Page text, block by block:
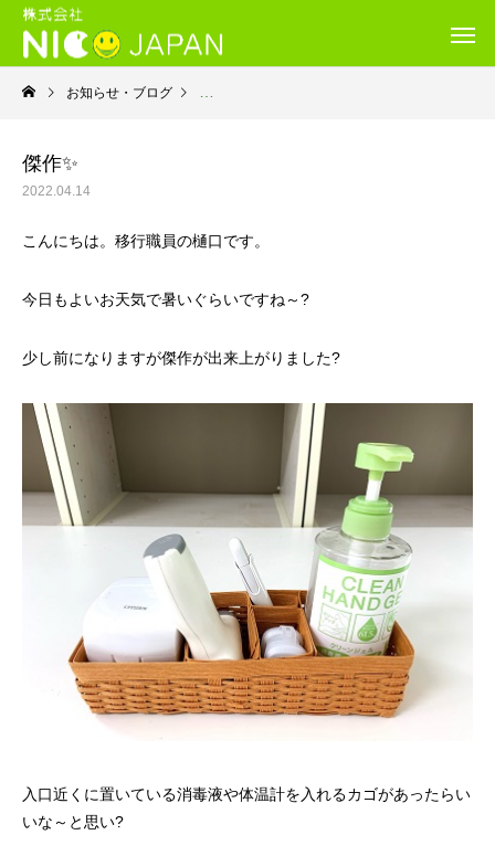
お知らせ・ブログ 就労移行支援・ニコサービス城東センター
傑作✨
2022.04.14
こんにちは。移行職員の樋口です。
今日もよいお天気で暑いぐらいですね～?
少し前になりますが傑作が出来上がりました?
入口近くに置いている消毒液や体温計を入れるカゴがあったらい
いな～と思い?